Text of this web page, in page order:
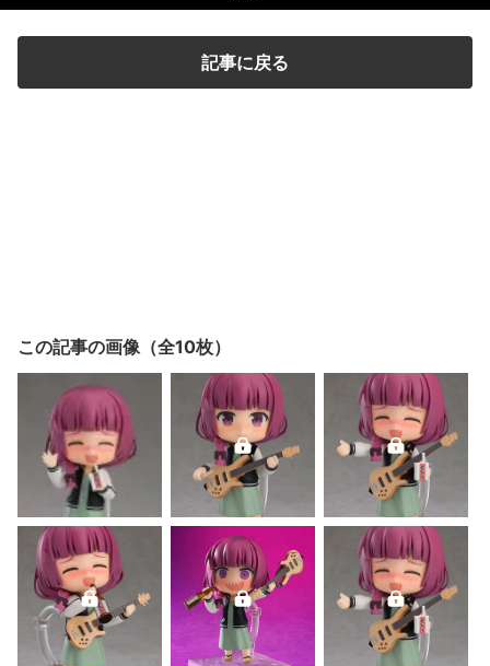
記事に戻る
この記事の画像（全10枚）